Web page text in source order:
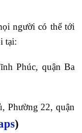
người có thể tới
tại:
Phúc, quận Ba
Phường 22, quận
)